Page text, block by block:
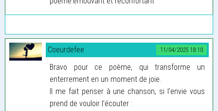
11/04/2025 18:10
Coeurdefee
Bravo pour ce poème, qui transforme un
enterrement en un moment de joie.
Il me fait penser à une chanson, si l’envie vous
prend de vouloir l’écouter :